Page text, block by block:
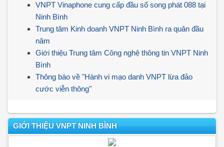
VNPT Vinaphone cung cấp đầu số song phát 088 tại
Ninh Bình
Trung tâm Kinh doanh VNPT Ninh Bình ra quân đầu
năm
Giới thiệu Trung tâm Công nghệ thông tin VNPT Ninh
Bình
Thông báo về "Hành vi mạo danh VNPT lừa đảo
cước viễn thông"
GIỚI THIỆU VNPT NINH BÌNH